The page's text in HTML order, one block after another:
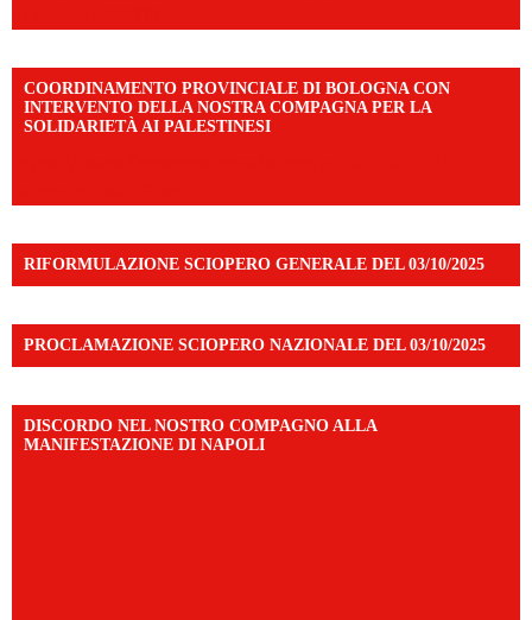
COORDINAMENTO PROVINCIALE DI BOLOGNA CON
INTERVENTO DELLA NOSTRA COMPAGNA PER LA
SOLIDARIETÀ AI PALESTINESI
RIFORMULAZIONE SCIOPERO GENERALE DEL 03/10/2025
PROCLAMAZIONE SCIOPERO NAZIONALE DEL 03/10/2025
DISCORDO NEL NOSTRO COMPAGNO ALLA
MANIFESTAZIONE DI NAPOLI